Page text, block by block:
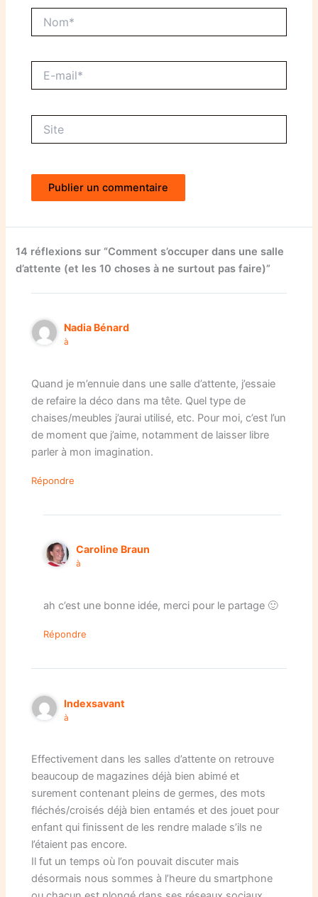
mail*
14 réflexions sur “Comment s’occuper dans une salle
d’attente (et les 10 choses à ne surtout pas faire)”
Nadia Bénard
à
Quand je m’ennuie dans une salle d’attente, j’essaie
de refaire la déco dans ma tête. Quel type de
chaises/meubles j’aurai utilisé, etc. Pour moi, c’est l’un
de moment que j’aime, notamment de laisser libre
parler à mon imagination.
Répondre
Caroline Braun
à
ah c’est une bonne idée, merci pour le partage 🙂
Répondre
Indexsavant
à
Effectivement dans les salles d’attente on retrouve
beaucoup de magazines déjà bien abimé et
surement contenant pleins de germes, des mots
fléchés/croisés déjà bien entamés et des jouet pour
enfant qui finissent de les rendre malade s’ils ne
l’étaient pas encore.
Il fut un temps où l’on pouvait discuter mais
désormais nous sommes à l’heure du smartphone